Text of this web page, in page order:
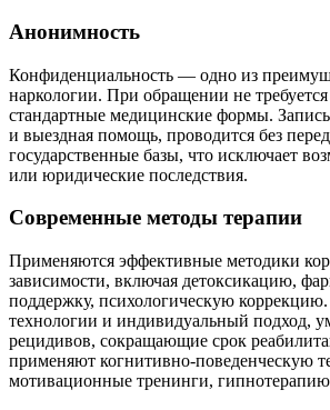
Анонимность
Конфиденциальность — одно из
наркологии. При обращении не требуется
стандартные медицинские формы.
и выездная помощь, проводится без
государственные базы, что исключает
или юридические последствия.
Современные методы терапии
Применяются эффективные методики
зависимости, включая детоксикацию,
поддержку, психологическую
технологии и индивидуальный подход,
рецидивов, сокращающие срок
применяют когнитивно-поведенческую
мотивационные тренинги,